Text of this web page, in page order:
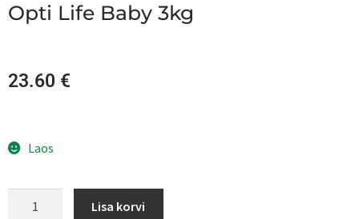
Opti Life Baby 3kg
23.60 €
Laos
Lisa korvi